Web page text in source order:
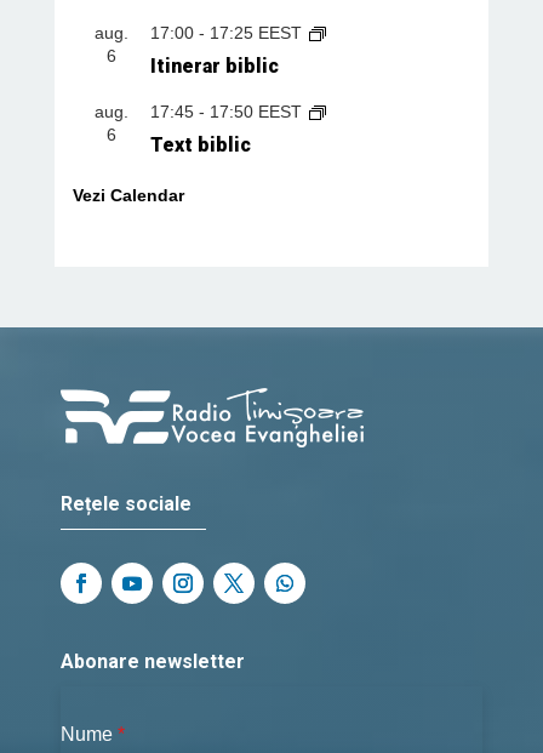
aug.
6
17:00- 17:25 EEST
Itinerar biblic
aug.
6
17:45- 17:50 EEST
Text biblic
Vezi Calendar
Rețele sociale
Abonare newsletter
Nume *